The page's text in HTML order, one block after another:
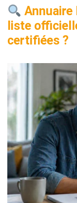
Annuaire
liste
certifiées ?